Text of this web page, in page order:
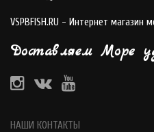
VSPBFISH.RU - Интернет магазин
Доставляем Море
НАШИ КОНТАКТЫ